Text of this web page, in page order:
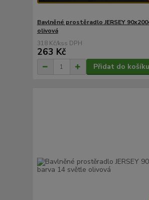
Bavlněné prostěradlo JERSEY
olivová
318 Kč/ks
263 Kč
Přidat do košíku